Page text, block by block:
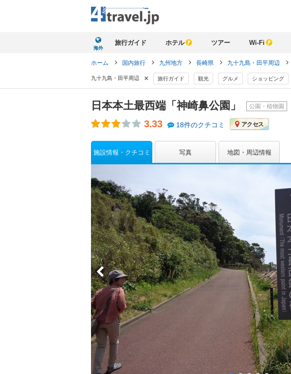
海外
旅行ガイド ホテル ツアー Wi-Fi
ホーム 国内旅行 九州地方 長崎県 九十九島・田平周辺
九十九島・田平周辺 × 旅行ガイド 観光 グルメ ショッピング
日本本土最西端「神崎鼻公園」 公園・植物園
3.33 18件のクチコミ アクセス
施設情報・クチコミ 写真 地図・周辺情報